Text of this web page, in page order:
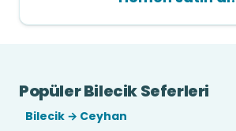
Popüler Bilecik Seferleri
Bilecik → Ceyhan